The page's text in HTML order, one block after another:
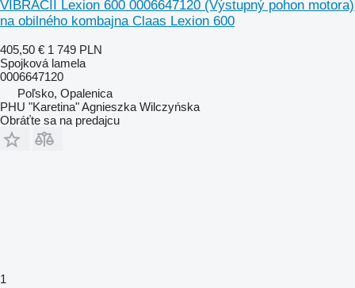
VIBRÁCIÍ Lexion 600 0006647120 (Výstupný pohon motora)
na obilného kombajna Claas Lexion 600
405,50 € 1 749 PLN
Spojková lamela
0006647120
Poľsko, Opalenica
PHU "Karetina" Agnieszka Wilczyńska
Obráťte sa na predajcu
1